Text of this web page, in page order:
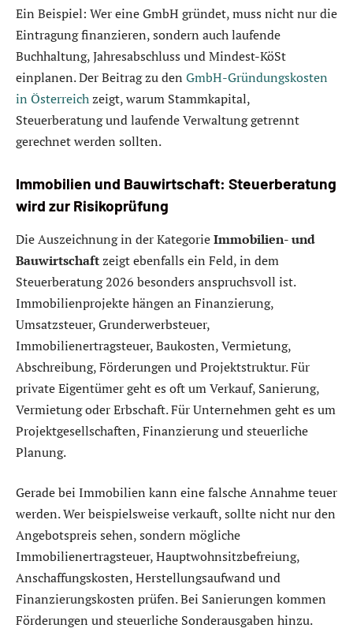
Ein Beispiel: Wer eine GmbH gründet, muss nicht nur die
Eintragung finanzieren, sondern auch laufende
Buchhaltung, Jahresabschluss und Mindest-KöSt
einplanen. Der Beitrag zu den GmbH-Gründungskosten
in Österreichzeigt, warum Stammkapital,
Steuerberatung und laufende Verwaltung getrennt
gerechnet werden sollten.
Immobilien und Bauwirtschaft: Steuerberatung
wird zur Risikoprüfung
Die Auszeichnung in der KategorieImmobilien- und
Bauwirtschaftzeigt ebenfalls ein Feld, in dem
Steuerberatung 2026 besonders anspruchsvoll ist.
Immobilienprojekte hängen an Finanzierung,
Umsatzsteuer, Grunderwerbsteuer,
Immobilienertragsteuer, Baukosten, Vermietung,
Abschreibung, Förderungen und Projektstruktur. Für
private Eigentümer geht es oft um Verkauf, Sanierung,
Vermietung oder Erbschaft. Für Unternehmen geht es um
Projektgesellschaften, Finanzierung und steuerliche
Planung.
Gerade bei Immobilien kann eine falsche Annahme teuer
werden. Wer beispielsweise verkauft, sollte nicht nur den
Angebotspreis sehen, sondern mögliche
Immobilienertragsteuer, Hauptwohnsitzbefreiung,
Anschaffungskosten, Herstellungsaufwand und
Finanzierungskosten prüfen. Bei Sanierungen kommen
Förderungen und steuerliche Sonderausgaben hinzu.